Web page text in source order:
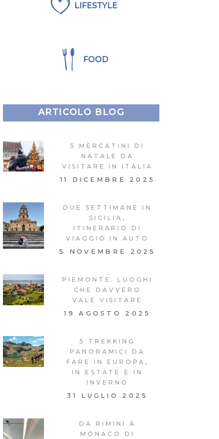
LIFESTYLE
FOOD
ARTICOLO BLOG
5 MERCATINI DI
NATALE DA
VISITARE IN ITALIA
11 DICEMBRE 2025
DUE SETTIMANE IN
SICILIA,
ITINERARIO DI
VIAGGIO IN AUTO
5 NOVEMBRE 2025
PIEMONTE: LUOGHI
CHE DAVVERO
VALE VISITARE
19 AGOSTO 2025
5 TREKKING
PANORAMICI DA
FARE IN EUROPA,
IN ESTATE E IN
INVERNO
31 LUGLIO 2025
DA RIMINI A
MONACO DI